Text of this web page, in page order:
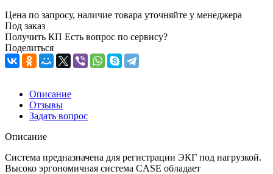
Цена по запросу, наличие товара уточняйте у менеджера
Под заказ
Получить КП Есть вопрос по сервису?
Поделиться
Описание
Отзывы
Задать вопрос
Описание
Система предназначена для регистрации ЭКГ под нагрузкой.
Высоко эргономичная система CASE обладает